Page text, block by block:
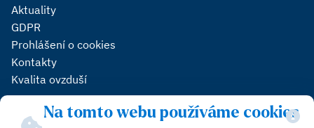
Na tomto webu používáme cookies
Aktuality
GDPR
Prohlášení o cookies
Kontakty
Kvalita ovzduší